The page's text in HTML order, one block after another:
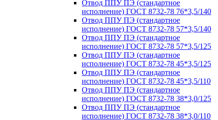
Отвод ППУ ПЭ (стандартное
исполнение) ГОСТ 8732-78 76*3,5/140
Отвод ППУ ПЭ (стандартное
исполнение) ГОСТ 8732-78 57*3,5/140
Отвод ППУ ПЭ (стандартное
исполнение) ГОСТ 8732-78 57*3,5/125
Отвод ППУ ПЭ (стандартное
исполнение) ГОСТ 8732-78 45*3,5/125
Отвод ППУ ПЭ (стандартное
исполнение) ГОСТ 8732-78 45*3,5/110
Отвод ППУ ПЭ (стандартное
исполнение) ГОСТ 8732-78 38*3,0/125
Отвод ППУ ПЭ (стандартное
исполнение) ГОСТ 8732-78 38*3,0/110